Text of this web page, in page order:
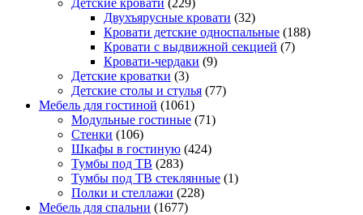
Детские кровати (229)
Двухъярусные кровати (32)
Кровати детские односпальные (188)
Кровати с выдвижной секцией (7)
Кровати-чердаки (9)
Детские кроватки (3)
Детские столы и стулья (77)
Мебель для гостиной (1061)
Модульные гостиные (71)
Стенки (106)
Шкафы в гостиную (424)
Тумбы под ТВ (283)
Тумбы под ТВ стеклянные (1)
Полки и стеллажи (228)
Мебель для спальни (1677)